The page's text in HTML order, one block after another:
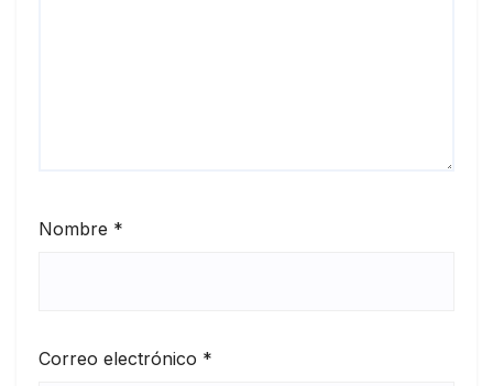
Nombre *
Correo electrónico *